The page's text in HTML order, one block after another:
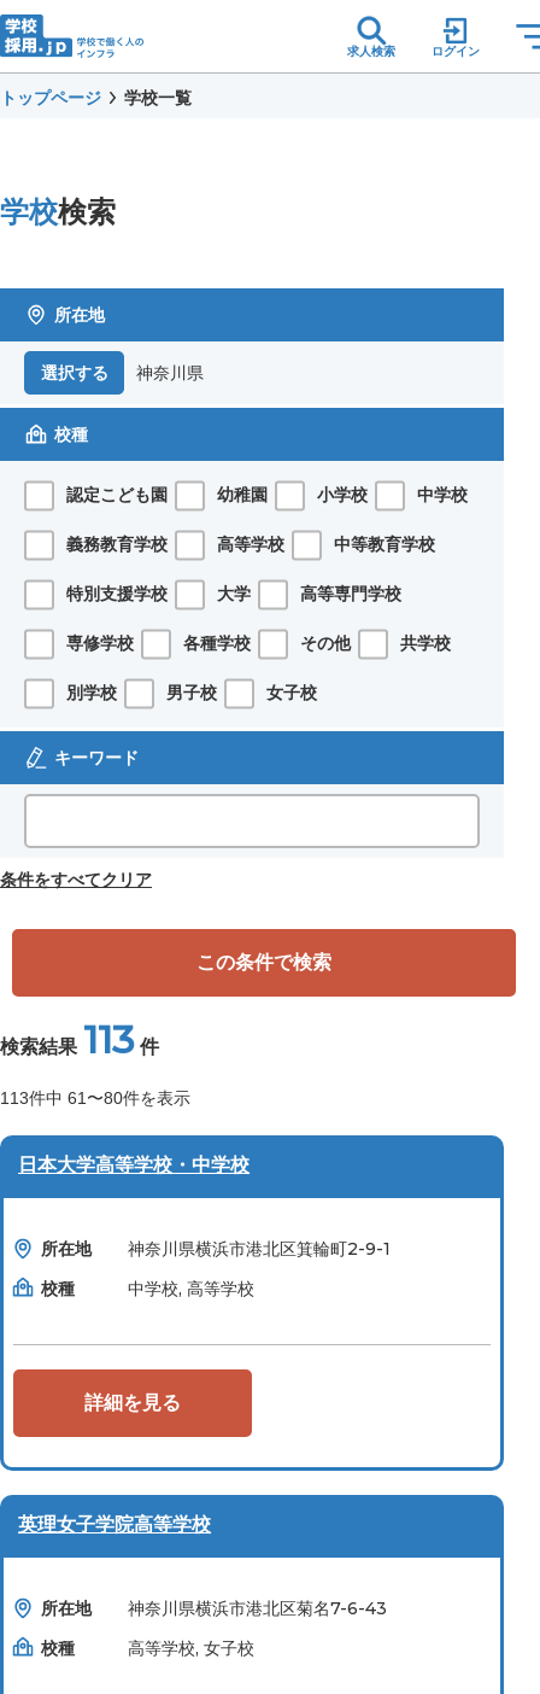
求人検索 ログイン
トップページ 学校一覧
学校検索
所在地
選択する 神奈川県
校種
認定こども園 幼稚園 小学校 中学校
義務教育学校 高等学校 中等教育学校
特別支援学校 大学 高等専門学校
専修学校 各種学校 その他 共学校
別学校 男子校 女子校
キーワード
条件をすべてクリア
この条件で検索
検索結果 113 件
113件中 61〜80件を表示
日本大学高等学校・中学校
所在地
神奈川県横浜市港北区箕輪町2-9-1
校種
中学校, 高等学校
詳細を見る
英理女子学院高等学校
所在地
神奈川県横浜市港北区菊名7-6-43
校種
高等学校, 女子校